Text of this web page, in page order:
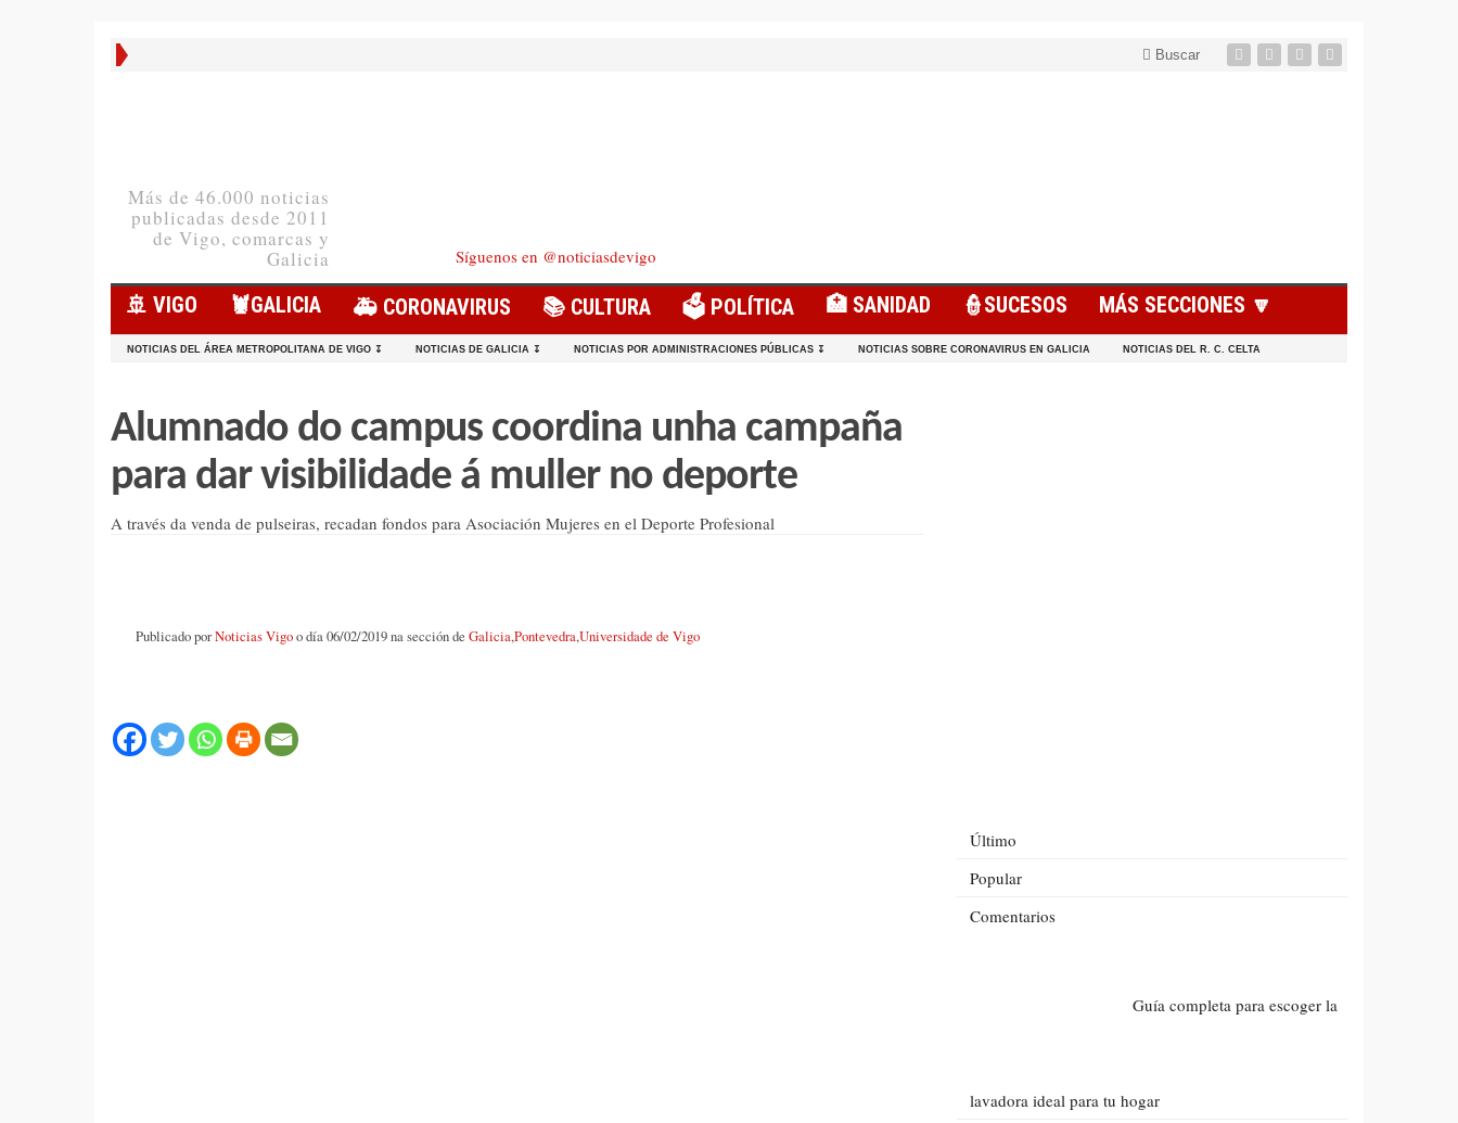
Buscar
Más de 46.000 noticias
publicadas desde 2011
de Vigo, comarcas y
Galicia
Síguenos en @noticiasdevigo
🚢 VIGO 🦞️GALICIA 🚑 CORONAVIRUS 📚 CULTURA 🗳️ POLÍTICA 🏥 SANIDAD 👮SUCESOS MÁS SECCIONES 🔽
NOTICIAS DEL ÁREA METROPOLITANA DE VIGO ↧ NOTICIAS DE GALICIA ↧ NOTICIAS POR ADMINISTRACIONES PÚBLICAS ↧ NOTICIAS SOBRE CORONAVIRUS EN GALICIA NOTICIAS DEL R. C. CELTA
Alumnado do campus coordina unha campaña
para dar visibilidade á muller no deporte
A través da venda de pulseiras, recadan fondos para Asociación Mujeres en el Deporte Profesional
Publicado porNoticias Vigoo día 06/02/2019 na sección de Galicia,Pontevedra,Universidade de Vigo
Último
Popular
Comentarios
Guía completa para escoger la
lavadora ideal para tu hogar